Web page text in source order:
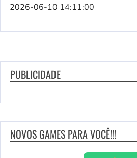
2026-06-10 14:11:00
PUBLICIDADE
NOVOS GAMES PARA VOCÊ!!!